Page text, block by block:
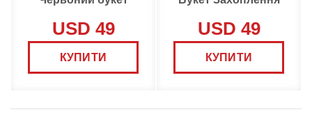
USD 49
КУПИТИ
USD 49
КУПИТИ